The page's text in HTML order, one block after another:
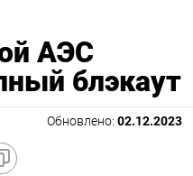
АЭС
блэкаут
Обновлено: 02.12.2023